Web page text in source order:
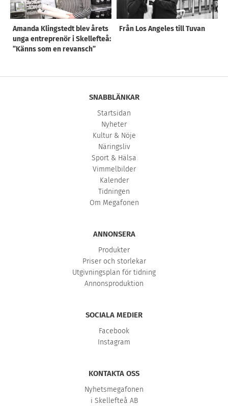
Amanda Klingstedt blev årets
unga entreprenör i Skellefteå:
”Känns som en revansch”
Från Los Angeles till Tuvan
SNABBLÄNKAR
Startsidan
Nyheter
Kultur & Nöje
Näringsliv
Sport & Hälsa
Vimmelbilder
Kalender
Tidningen
Om Megafonen
ANNONSERA
Produkter
Priser och storlekar
Utgivningsplan för tidning
Annonsproduktion
SOCIALA MEDIER
Facebook
Instagram
KONTAKTA OSS
Nyhetsmegafonen
i Skellefteå AB